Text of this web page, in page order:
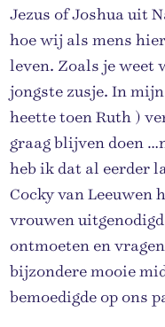
Jezus of Joshua uit
hoe wij als mens
leven. Zoals je weet
jongste zusje. In
heette toen Ruth )
graag blijven doen
heb ik dat al eerder
Cocky van Leeuwen
vrouwen
ontmoeten en
bijzondere mooie
bemoedigde op ons